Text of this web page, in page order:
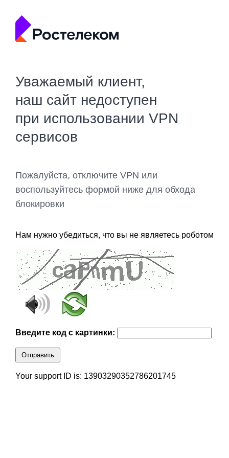
Уважаемый клиент,
наш сайт недоступен
при использовании VPN
сервисов
Пожалуйста, отключите VPN или
воспользуйтесь формой ниже для обхода
блокировки
Нам нужно убедиться, что вы не являетесь роботом
Введите код с картинки:
Отправить
Your support ID is: 13903290352786201745